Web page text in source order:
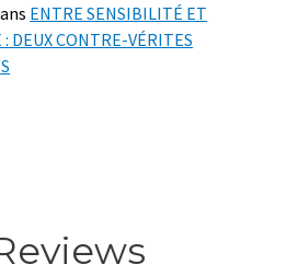
ENTRE SENSIBILITÉ ET
DEUX CONTRE-VÉRITES